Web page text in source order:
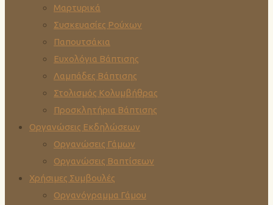
Μαρτυρικά
Συσκευασίες Ρούχων
Παπουτσάκια
Ευχολόγια Βάπτισης
Λαμπάδες Βάπτισης
Στολισμός Κολυμβήθρας
Προσκλητήρια Βάπτισης
Οργανώσεις Εκδηλώσεων
Οργανώσεις Γάμων
Οργανώσεις Βαπτίσεων
Χρήσιμες Συμβουλές
Οργανόγραμμα Γάμου